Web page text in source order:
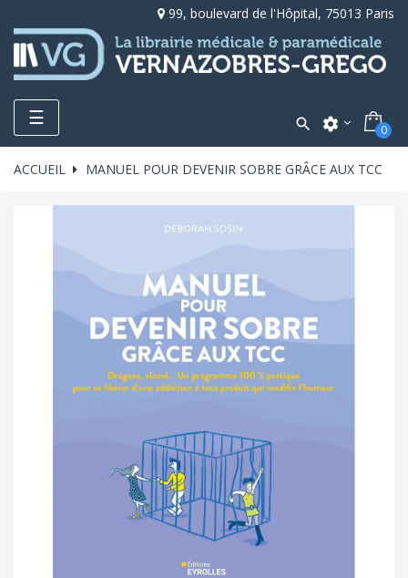
99, boulevard de l'Hôpital, 75013 Paris
Toggle
navigation
☰  settings 0
ACCUEIL MANUEL POUR DEVENIR SOBRE GRÂCE AUX TCC